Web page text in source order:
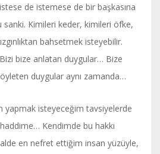
de istemese de bir başkasına
sanki. Kimileri keder, kimileri öfke,
bahsetmek isteyebilir.
bize anlatan duygular… Bize
duygular aynı zamanda…
yapmak isteyeceğim tavsiyelerde
Kendimde bu hakkı
en nefret ettiğim insan yüzüyle,